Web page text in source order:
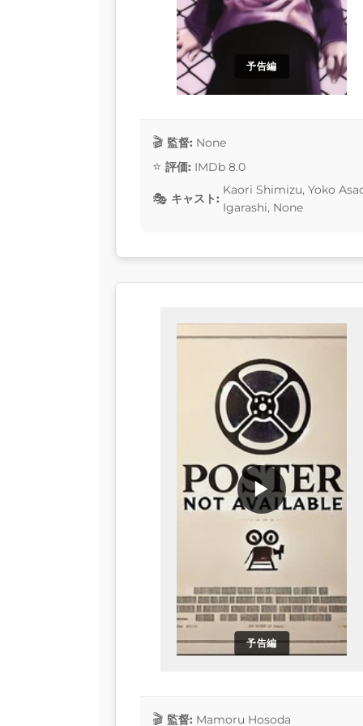
予告編
監督: None
評価: IMDb 8.0
キャスト:
Kaori Shimizu, Yoko
Igarashi, None
予告編
▶
監督: Mamoru Hosoda